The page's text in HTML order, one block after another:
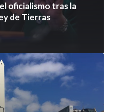
oficialismo tras la
de Tierras